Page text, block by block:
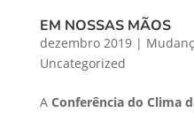
EM NOSSAS MÃOS
dezembro 2019|
Uncategorized
A Conferência do Clima